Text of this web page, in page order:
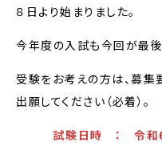
８日より始まりました。
今年度の入試も今回が最後
受験をお考えの方は、募集
出願してください（必着）。
試験日時 ： 令和６